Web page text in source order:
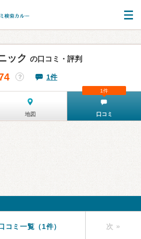
ック の口コミ・評判
？ 1件
地図 口コミ
1件
コミ一覧（1件） 次 »